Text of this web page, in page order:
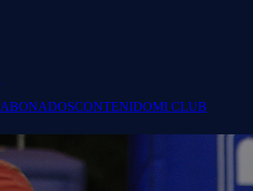
ABONADOSCONTENIDOMI CLUB